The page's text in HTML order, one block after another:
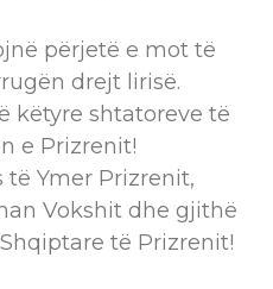
përjetë e mot të
drejt lirisë.
këtyre shtatoreve të
e Prizrenit!
të Ymer Prizrenit,
Vokshit dhe gjithë
të Prizrenit!